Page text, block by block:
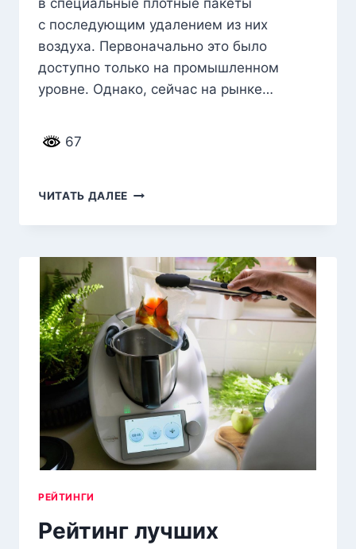
в специальные плотные пакеты
с последующим удалением из них
воздуха. Первоначально это было
доступно только на промышленном
уровне. Однако, сейчас на рынке…
67
ЧИТАТЬ ДАЛЕЕ ТОП-15
ВАКУУМНЫХ
ПРОДУКТОВ
ДЛЯ
ДОМА
ПО ЦЕНЕ/
КАЧЕСТВУ
В 2026
ГОДУ
РЕЙТИНГИ
Рейтинг лучших